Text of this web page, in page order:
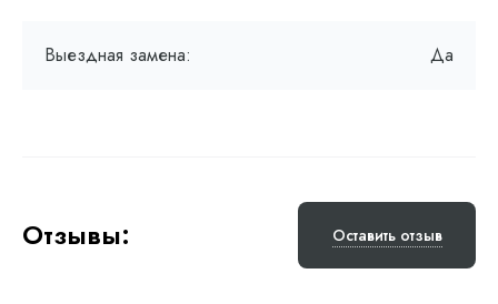
Выездная замена: Да
Отзывы: Оставить отзыв